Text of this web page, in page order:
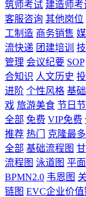
筑师考试 建造师考
客服咨询 其他岗位
工制造 商务销售
流快递 团建培训
管理 会议纪要 SOP
合知识 人文历史
进阶 个性风格 基
戏 旅游美食 节日
全部 免费 VIP免费
推荐 热门 克隆最多
全部 基础流程图
流程图 泳道图 平
BPMN2.0 韦恩图
链图 EVC企业价值